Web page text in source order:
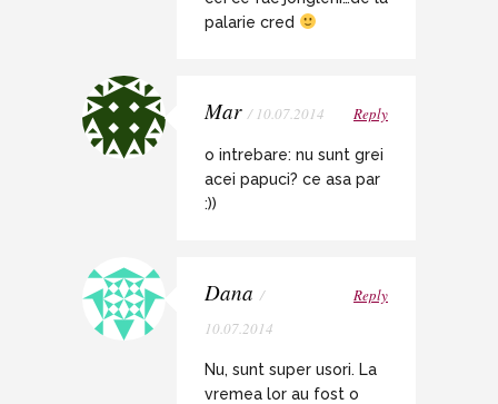
palarie cred
Mar / 10.07.2014 Reply
o intrebare: nu sunt grei
acei papuci? ce asa par
:))
Dana /
10.07.2014
Reply
Nu, sunt super usori. La
vremea lor au fost o